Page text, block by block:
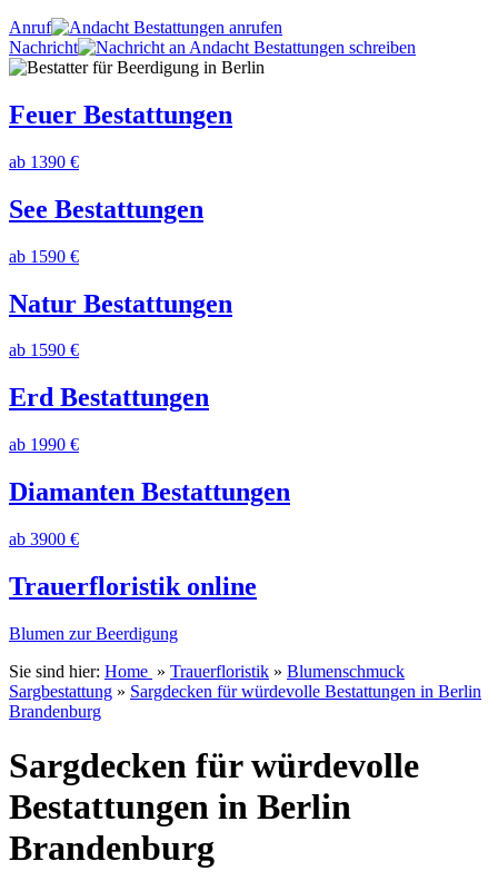
Anruf
Nachricht
Feuer Bestattungen
ab 1390 €
See Bestattungen
ab 1590 €
Natur Bestattungen
ab 1590 €
Erd Bestattungen
ab 1990 €
Diamanten Bestattungen
ab 3900 €
Trauerfloristik online
Blumen zur Beerdigung
Sie sind hier: Home » Trauerfloristik » Blumenschmuck
Sargbestattung » Sargdecken für würdevolle Bestattungen in Berlin
Brandenburg
Sargdecken für würdevolle
Bestattungen in Berlin
Brandenburg